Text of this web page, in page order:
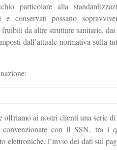
particolare alla
conservati possano
da altre strutture sanitarie,
dall’attuale normativa sulla
offriamo ai nostri clienti una serie
convenzionate con il SSN, tra i
elettroniche, l’invio dei dati sui